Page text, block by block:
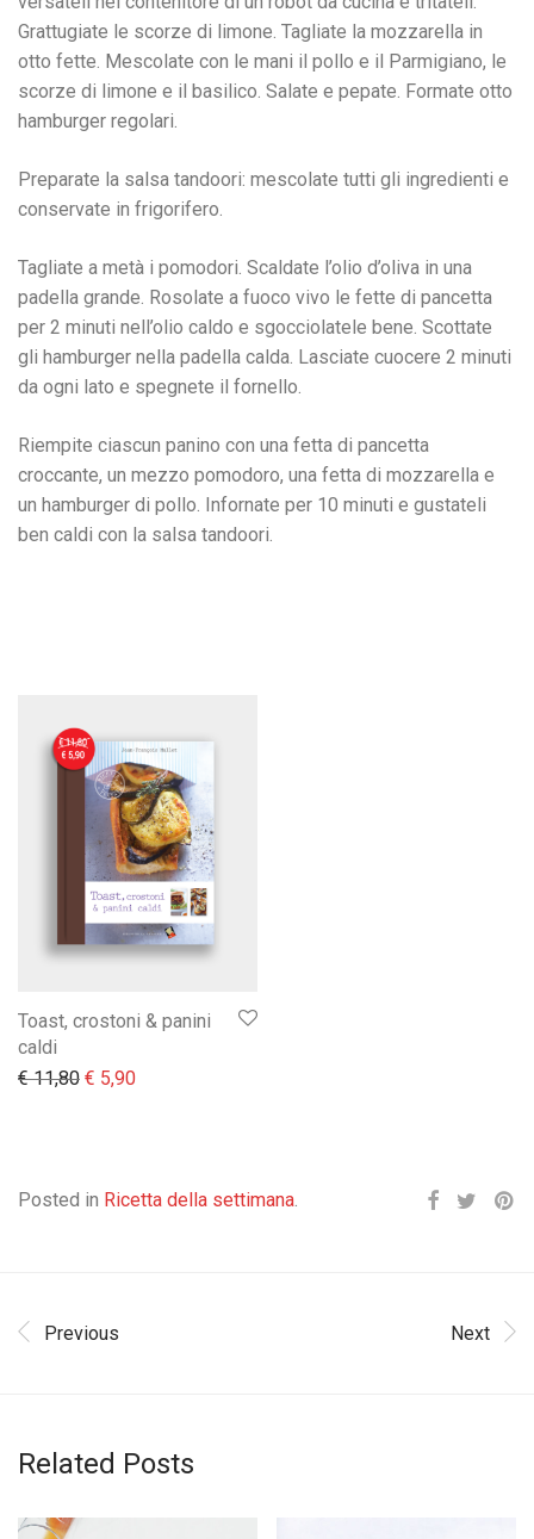
Grattugiate le scorze di limone. Tagliate la mozzarella in
otto fette. Mescolate con le mani il pollo e il Parmigiano, le
scorze di limone e il basilico. Salate e pepate. Formate otto
hamburger regolari.
Preparate la salsa tandoori: mescolate tutti gli ingredienti e
conservate in frigorifero.
Tagliate a metà i pomodori. Scaldate l’olio d’oliva in una
padella grande. Rosolate a fuoco vivo le fette di pancetta
per 2 minuti nell’olio caldo e sgocciolatele bene. Scottate
gli hamburger nella padella calda. Lasciate cuocere 2 minuti
da ogni lato e spegnete il fornello.
Riempite ciascun panino con una fetta di pancetta
croccante, un mezzo pomodoro, una fetta di mozzarella e
un hamburger di pollo. Infornate per 10 minuti e gustateli
ben caldi con la salsa tandoori.
Toast, crostoni & panini
caldi
€11,80 Il prezzo originale era: € 11,80.
€ 5,90Il prezzo attuale è: € 5,90.
Posted in Ricetta della settimana.
Previous Next
Related Posts